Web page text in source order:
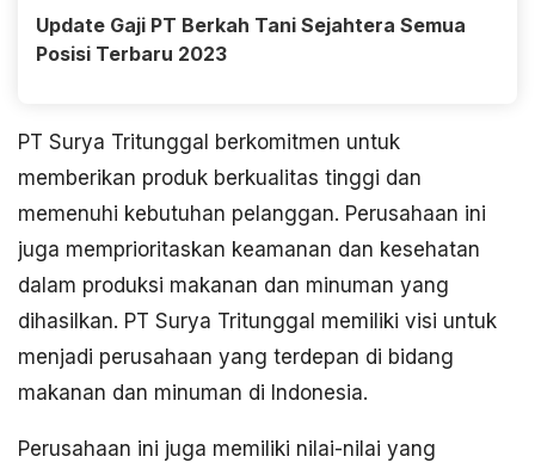
Update Gaji PT Berkah Tani Sejahtera Semua
Posisi Terbaru 2023
PT Surya Tritunggal berkomitmen untuk
memberikan produk berkualitas tinggi dan
memenuhi kebutuhan pelanggan. Perusahaan ini
juga memprioritaskan keamanan dan kesehatan
dalam produksi makanan dan minuman yang
dihasilkan. PT Surya Tritunggal memiliki visi untuk
menjadi perusahaan yang terdepan di bidang
makanan dan minuman di Indonesia.
Perusahaan ini juga memiliki nilai-nilai yang